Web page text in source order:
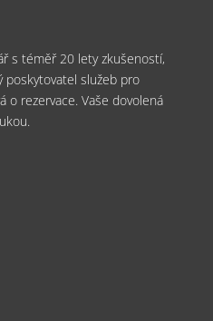
s téměř 20 lety zkušeností,
poskytovatel služeb pro
o rezervace. Vaše dovolená